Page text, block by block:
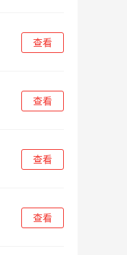
查看
查看
查看
查看